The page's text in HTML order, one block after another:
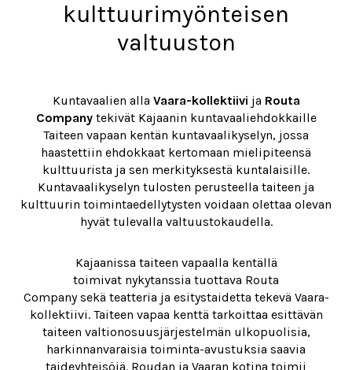
kulttuurimyönteisen
valtuuston
Kuntavaalien alla Vaara-kollektiivi ja Routa
Companytekivät Kajaanin kuntavaaliehdokkaille
Taiteen vapaan kentän kuntavaalikyselyn, jossa
haastettiin ehdokkaat kertomaan mielipiteensä
kulttuurista ja sen merkityksestä kuntalaisille.
Kuntavaalikyselyn tulosten perusteella taiteen ja
kulttuurin toimintaedellytysten voidaan olettaa olevan
hyvät tulevalla valtuustokaudella.
Kajaanissa taiteen vapaalla kentällä
toimivat nykytanssia tuottava Routa
Company sekä teatteria ja esitystaidetta tekevä Vaara-
kollektiivi. Taiteen vapaa kenttä tarkoittaa esittävän
taiteen valtionosuusjärjestelmän ulkopuolisia,
harkinnanvaraisia toiminta-avustuksia saavia
taideyhteisöjä. Roudan ja Vaaran kotina toimii